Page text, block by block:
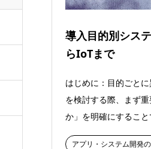
導入目的別シス
らIoTまで
はじめに：目的ごと
を検討する際、まず
か」を明確にするこ
アプリ・システム開発